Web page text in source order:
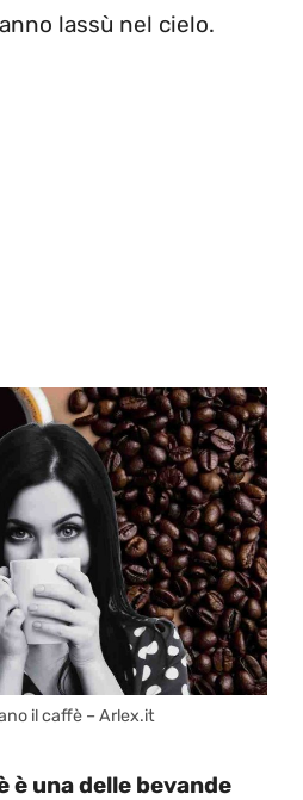
lassù nel cielo.
il caffè – Arlex.it
è una delle bevande